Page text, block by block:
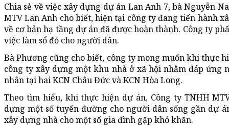
Chia sẻ về việc xây dựng dự án Lan Anh 7, bà Nguyễn
MTV Lan Anh cho biết, hiện tại công ty đang tiến hành
về cơ bản hạ tầng dự án đã được hoàn thành. Công ty
việc làm sổ đỏ cho người dân.
Bà Phương cũng cho biết, công ty mong muốn khi thực
công ty xây dựng một khu nhà ở xã hội nhằm đáp ứng
nhân tại hai KCN Châu Đức và KCN Hòa Long.
Theo tìm hiểu, khi thực hiện dự án, Công ty TNHH
dựng một số tuyến đường cho người dân sống gần dự
xây dựng nhà cho một số gia đình gặp khó khăn.